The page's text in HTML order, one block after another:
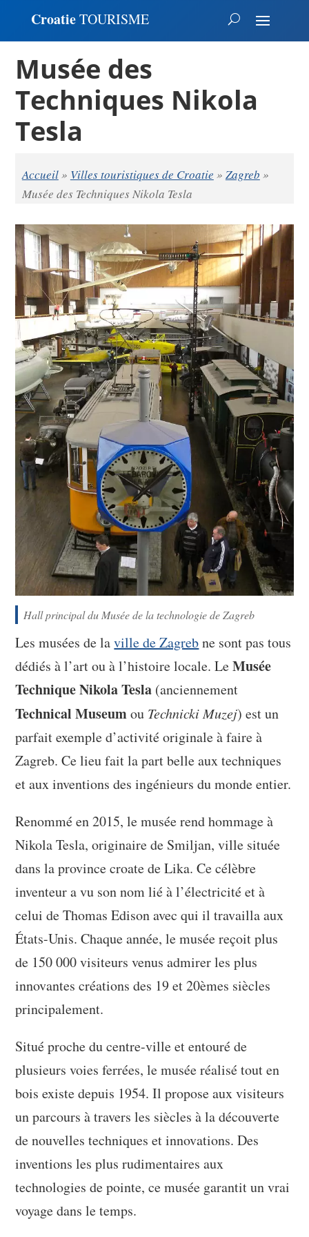
CroatieTOURISME
Musée des
Techniques Nikola
Tesla
Accueil» Villes touristiques de Croatie » Zagreb »
Musée des Techniques Nikola Tesla
Hall principal du Musée de la technologie de Zagreb
Les musées de laville de Zagrebne sont pas tous
dédiés à l’art ou à l’histoire locale. LeMusée
Technique Nikola Tesla (anciennement
Technical Museumou Technicki Muzej) est un
parfait exemple d’activité originale à faire à
Zagreb. Ce lieu fait la part belle aux techniques
et aux inventions des ingénieurs du monde entier.
Renommé en 2015, le musée rend hommage à
Nikola Tesla, originaire de Smiljan, ville située
dans la province croate de Lika. Ce célèbre
inventeur a vu son nom lié à l’électricité et à
celui de Thomas Edison avec qui il travailla aux
États-Unis. Chaque année, le musée reçoit plus
de 150 000 visiteurs venus admirer les plus
innovantes créations des 19 et 20èmes siècles
principalement.
Situé proche du centre-ville et entouré de
plusieurs voies ferrées, le musée réalisé tout en
bois existe depuis 1954. Il propose aux visiteurs
un parcours à travers les siècles à la découverte
de nouvelles techniques et innovations. Des
inventions les plus rudimentaires aux
technologies de pointe, ce musée garantit un vrai
voyage dans le temps.